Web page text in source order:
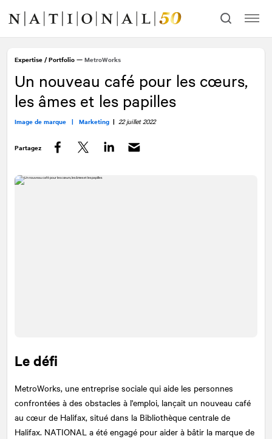
contenu
navigation
Expertise /Portfolio — MetroWorks
Un nouveau café pour les cœurs,
les âmes et les papilles
Image de marque | Marketing | 22 juillet 2022
Partagez
Le défi
MetroWorks, une entreprise sociale qui aide les personnes
confrontées à des obstacles à l'emploi, lançait un nouveau café
au cœur de Halifax, situé dans la Bibliothèque centrale de
Halifax. NATIONAL a été engagé pour aider à bâtir la marque de